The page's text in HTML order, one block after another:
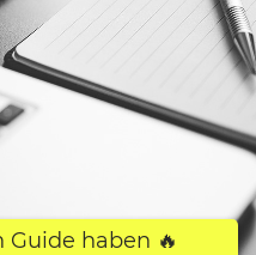
haben 🔥